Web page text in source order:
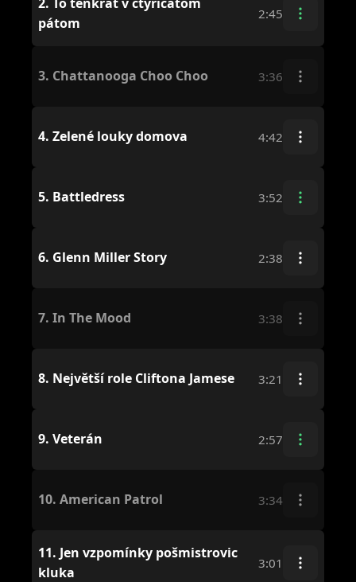
pátom
2:45
3. Chattanooga Choo Choo 3:36
4. Zelené louky domova 4:42
5. Battledress 3:52
6. Glenn Miller Story 2:38
7. In The Mood 3:38
8. Největší role Cliftona Jamese 3:21
9. Veterán 2:57
10. American Patrol 3:34
11. Jen vzpomínky pošmistrovic
kluka
3:01